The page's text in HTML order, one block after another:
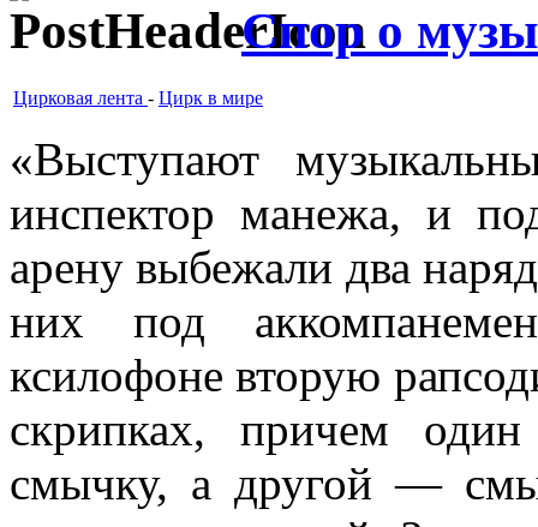
Спор о
Цирковая лента - Цирк в мире
«Выступают
инспектор манежа, и
арену выбежали два
них под
ксилофоне вторую
скрипках, причем
смычку, а другой —